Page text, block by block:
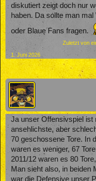
diskutiert zeigt doch nur
haben. Da sollte man
oder Blaue Fans fragen.
Zuletzt von
1. Juni 2026
Ja unser Offensivspiel ist
ansehlichste, aber
70 geschossene Tore. In
waren es weniger, 67
2011/12 waren es 80
Man sieht also, in beiden
war die Defensive unser